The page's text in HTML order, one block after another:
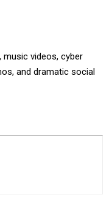
videos, cyber
and dramatic social